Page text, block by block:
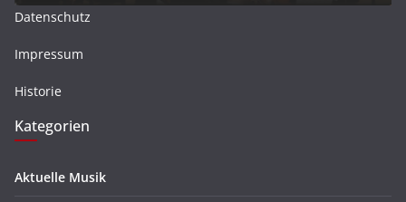
Datenschutz
Impressum
Historie
Kategorien
Aktuelle Musik